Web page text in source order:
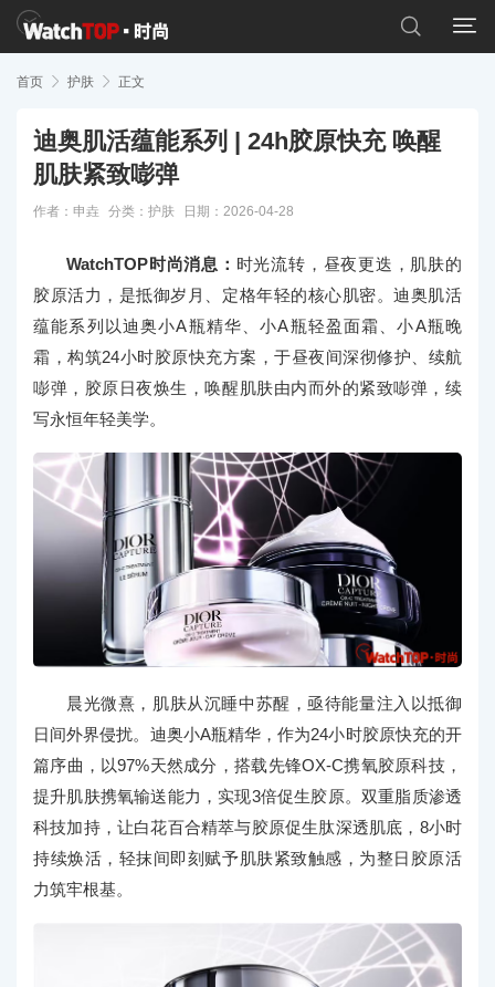


首页  护肤  正文
迪奥肌活蕴能系列 | 24h胶原快充 唤醒
肌肤紧致嘭弹
作者：申垚 分类： 护肤 日期：2026-04-28
WatchTOP时尚消息： 时光流转，昼夜更迭，肌肤的
胶原活力，是抵御岁月、定格年轻的核心肌密。迪奥肌活
蕴能系列以迪奥小A瓶精华、小A瓶轻盈面霜、小A瓶晚
霜，构筑24小时胶原快充方案，于昼夜间深彻修护、续航
嘭弹，胶原日夜焕生，唤醒肌肤由内而外的紧致嘭弹，续
写永恒年轻美学。
晨光微熹，肌肤从沉睡中苏醒，亟待能量注入以抵御
日间外界侵扰。迪奥小A瓶精华，作为24小时胶原快充的开
篇序曲，以97%天然成分，搭载先锋OX-C携氧胶原科技，
提升肌肤携氧输送能力，实现3倍促生胶原。双重脂质渗透
科技加持，让白花百合精萃与胶原促生肽深透肌底，8小时
持续焕活，轻抹间即刻赋予肌肤紧致触感，为整日胶原活
力筑牢根基。